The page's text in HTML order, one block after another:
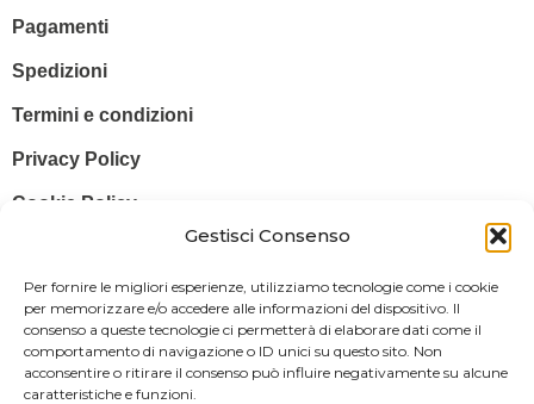
Gestisci Consenso
Per fornire le migliori esperienze, utilizziamo tecnologie come i cookie
per memorizzare e/o accedere alle informazioni del dispositivo. Il
consenso a queste tecnologie ci permetterà di elaborare dati come il
comportamento di navigazione o ID unici su questo sito. Non
acconsentire o ritirare il consenso può influire negativamente su alcune
caratteristiche e funzioni.
Pagamenti
Spedizioni
Termini e condizioni
Privacy Policy
Cookie Policy
Legale: Via Silvio Pellico, 43 97015 MODICA (RG) – P. IVA: IT
01470350883
Powered ByIl Brandificio